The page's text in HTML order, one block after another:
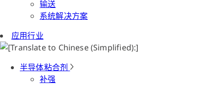
输送
系统解决方案
应用行业
半导体粘合剂
补强